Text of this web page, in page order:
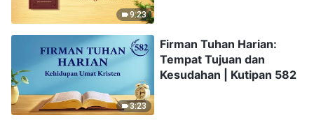
9:23
3:23
Firman Tuhan Harian:
Tempat Tujuan dan
Kesudahan | Kutipan 582